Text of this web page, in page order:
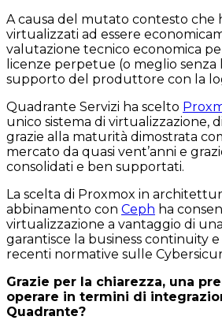
A causa del mutato contesto che
virtualizzati ad essere
valutazione tecnico economica
licenze perpetue (o meglio
supporto del produttore con la
Quadrante Servizi ha scelto
unico sistema di virtualizzazione,
grazie alla maturità dimostrata
mercato da quasi vent’anni e
consolidati e ben supportati.
La scelta di Proxmox in
abbinamento con Ceph ha
virtualizzazione a vantaggio di
garantisce la business continuity
recenti normative sulle
Grazie per la chiarezza, una
operare in termini di
Quadrante?